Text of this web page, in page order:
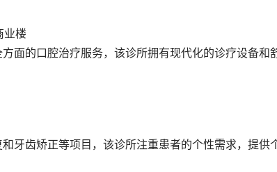
业楼
面的口腔治疗服务，该诊所拥有现代化的诊疗设备和
牙齿矫正等项目，该诊所注重患者的个性需求，提供